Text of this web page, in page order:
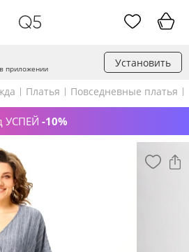
приложении Установить
Платья Повседневные платья
УСПЕЙ -10%